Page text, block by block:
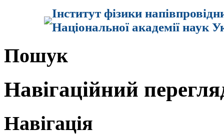
Інститут фізики
Національної академії наук
Пошук
Навігаційний
Навігація